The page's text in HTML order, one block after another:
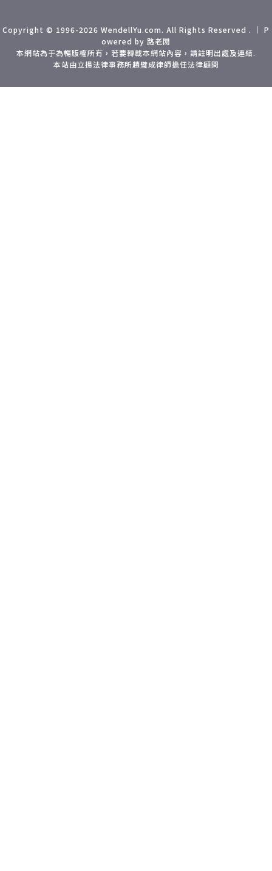
Copyright © 1996-2026 WendellYu.com. All Rights Reserved . ｜ P
owered by 路老闆
本網站為于為暢版權所有，若要轉載本網站內容，請註明出處及連結.
本站由立揚法律事務所趙璧成律師擔任法律顧問